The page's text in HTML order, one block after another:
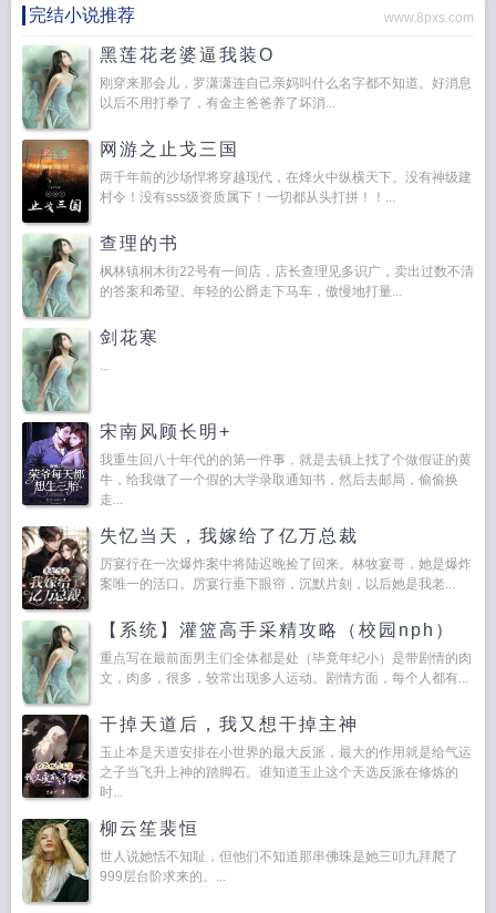
完结小说推荐 www.8pxs.com
黑莲花老婆逼我装O
刚穿来那会儿，罗潇潇连自己亲妈叫什么名字都不知道。好消息
以后不用打拳了，有金主爸爸养了坏消...
网游之止戈三国
两千年前的沙场悍将穿越现代，在烽火中纵横天下。没有神级建
村令！没有sss级资质属下！一切都从头打拼！！...
查理的书
枫林镇桐木街22号有一间店，店长查理见多识广，卖出过数不清
的答案和希望。年轻的公爵走下马车，傲慢地打量...
剑花寒
宋南风顾长明+
我重生回八十年代的的第一件事，就是去镇上找了个做假证的黄
牛，给我做了一个假的大学录取通知书，然后去邮局，偷偷换
走...
失忆当天，我嫁给了亿万总裁
厉宴行在一次爆炸案中将陆迟晚捡了回来。林牧宴哥，她是爆炸
案唯一的活口。厉宴行垂下眼帘，沉默片刻，以后她是我老...
【系统】灌篮高手采精攻略（校园nph）
重点写在最前面男主们全体都是处（毕竟年纪小）是带剧情的肉
文，肉多，很多，较常出现多人运动。剧情方面，每个人都有...
干掉天道后，我又想干掉主神
玉止本是天道安排在小世界的最大反派，最大的作用就是给气运
之子当飞升上神的踏脚石。谁知道玉止这个天选反派在修炼的
时...
柳云笙裴恒
世人说她恬不知耻，但他们不知道那串佛珠是她三叩九拜爬了
999层台阶求来的。...